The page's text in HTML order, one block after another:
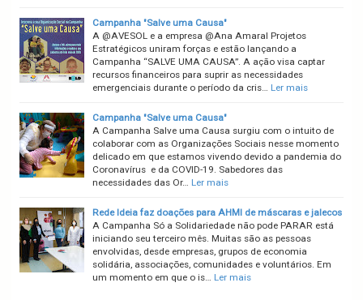
Campanha "Salve uma Causa"
A @AVESOL e a empresa @Ana Amaral Projetos
Estratégicos uniram forças e estão lançando a
Campanha “SALVE UMA CAUSA”. A ação visa captar
recursos financeiros para suprir as necessidades
emergenciais durante o período da cris… Ler mais
Campanha "Salve uma Causa"
A Campanha Salve uma Causa surgiu com o intuito de
colaborar com as Organizações Sociais nesse momento
delicado em que estamos vivendo devido a pandemia do
Coronavírus e da COVID-19. Sabedores das
necessidades das Or… Ler mais
Rede Ideia faz doações para AHMI de máscaras e jalecos
A Campanha Só a Solidariedade não pode PARAR está
iniciando seu terceiro mês. Muitas são as pessoas
envolvidas, desde empresas, grupos de economia
solidária, associações, comunidades e voluntários. Em
um momento em que o is… Ler mais